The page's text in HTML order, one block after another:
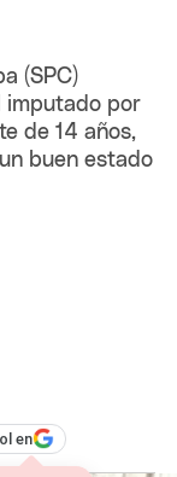
(SPC)
imputado por
de 14 años,
buen estado
en